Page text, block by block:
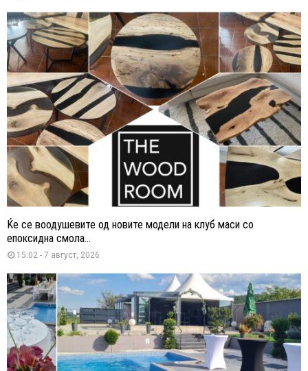
Ќе се воодушевите од новите модели на клуб маси со
епоксидна смола...
15:02 - 7 август, 2026